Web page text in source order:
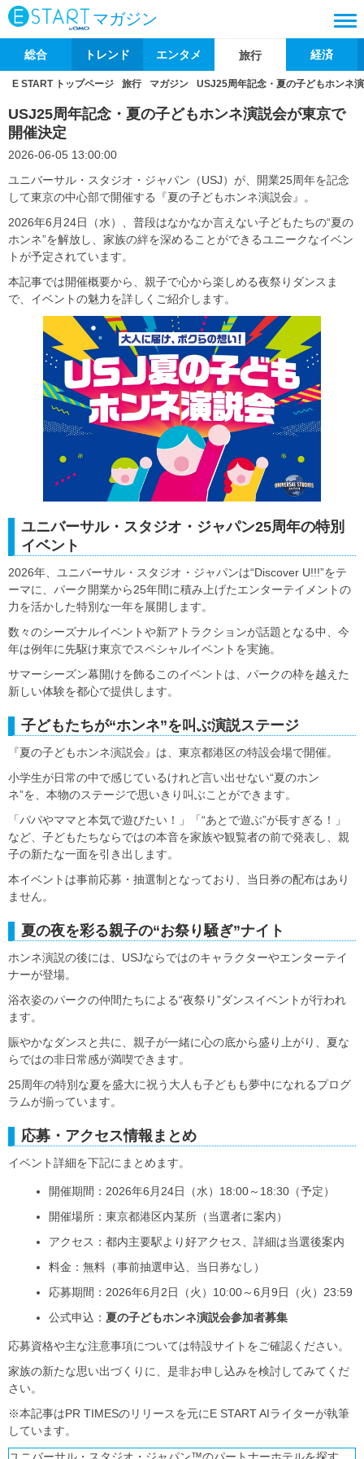
マガジン
総合 トレンド エンタメ 旅行 経済
E START トップページ 旅行 マガジン USJ25周年記念・夏の子どもホンネ
USJ25周年記念・夏の子どもホンネ演説会が東京で
開催決定
2026-06-05 13:00:00
ユニバーサル・スタジオ・ジャパン（USJ）が、開業25周年を記念
して東京の中心部で開催する『夏の子どもホンネ演説会』。
2026年6月24日（水）、普段はなかなか言えない子どもたちの“夏の
ホンネ”を解放し、家族の絆を深めることができるユニークなイベン
トが予定されています。
本記事では開催概要から、親子で心から楽しめる夜祭りダンスま
で、イベントの魅力を詳しくご紹介します。
ユニバーサル・スタジオ・ジャパン25周年の特別
イベント
2026年、ユニバーサル・スタジオ・ジャパンは“Discover U!!!”をテ
ーマに、パーク開業から25年間に積み上げたエンターテイメントの
力を活かした特別な一年を展開します。
数々のシーズナルイベントや新アトラクションが話題となる中、今
年は例年に先駆け東京でスペシャルイベントを実施。
サマーシーズン幕開けを飾るこのイベントは、パークの枠を越えた
新しい体験を都心で提供します。
子どもたちが“ホンネ”を叫ぶ演説ステージ
『夏の子どもホンネ演説会』は、東京都港区の特設会場で開催。
小学生が日常の中で感じているけれど言い出せない“夏のホン
ネ”を、本物のステージで思いきり叫ぶことができます。
「パパやママと本気で遊びたい！」「“あとで遊ぶ”が長すぎる！」
など、子どもたちならではの本音を家族や観覧者の前で発表し、親
子の新たな一面を引き出します。
本イベントは事前応募・抽選制となっており、当日券の配布はあり
ません。
夏の夜を彩る親子の“お祭り騒ぎ”ナイト
ホンネ演説の後には、USJならではのキャラクターやエンターテイ
ナーが登場。
浴衣姿のパークの仲間たちによる“夜祭り”ダンスイベントが行われ
ます。
賑やかなダンスと共に、親子が一緒に心の底から盛り上がり、夏な
らではの非日常感が満喫できます。
25周年の特別な夏を盛大に祝う大人も子どもも夢中になれるプログ
ラムが揃っています。
応募・アクセス情報まとめ
イベント詳細を下記にまとめます。
開催期間：2026年6月24日（水）18:00～18:30（予定）
開催場所：東京都港区内某所（当選者に案内）
アクセス：都内主要駅より好アクセス、詳細は当選後案内
料金：無料（事前抽選申込、当日券なし）
応募期間：2026年6月2日（火）10:00～6月9日（火）23:59
公式申込： 夏の子どもホンネ演説会参加者募集
応募資格や主な注意事項については特設サイトをご確認ください。
家族の新たな思い出づくりに、是非お申し込みを検討してみてくだ
さい。
※本記事はPR TIMESのリリースを元にE START AIライターが執筆
しています。